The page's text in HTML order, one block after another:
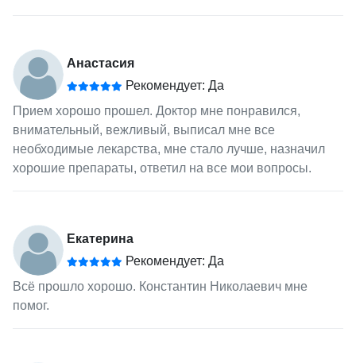
Анастасия
Рекомендует: Да
Прием хорошо прошел. Доктор мне понравился,
внимательный, вежливый, выписал мне все
необходимые лекарства, мне стало лучше, назначил
хорошие препараты, ответил на все мои вопросы.
Екатерина
Рекомендует: Да
Всё прошло хорошо. Константин Николаевич мне
помог.